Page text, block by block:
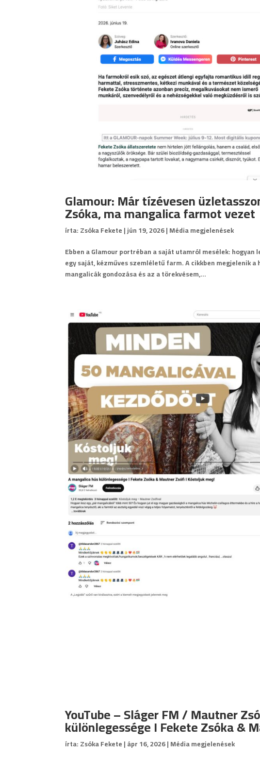
Glamour: Már tízévesen
Zsóka, ma mangalica farmot vezet
írta:Zsóka Fekete|jún 19, 2026|Média megjelenések
Ebben a Glamour portréban a saját utamról mesélek:
egy saját, kézműves szemléletű farm. A cikkben megjelenik
mangalicák gondozása és az a törekvésem,...
YouTube – Sláger FM / Mautner
különlegessége I Fekete Zsóka &
írta:Zsóka Fekete|ápr 16, 2026|Média megjelenések